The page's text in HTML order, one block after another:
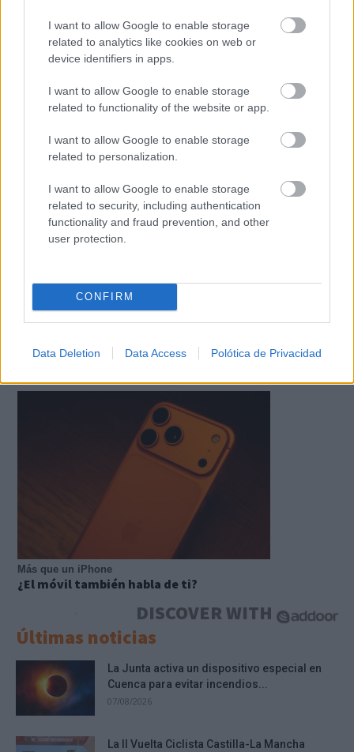
I want to allow Google to enable storage
related to analytics like cookies on web or
device identifiers in apps.
I want to allow Google to enable storage
related to functionality of the website or app.
I want to allow Google to enable storage
related to personalization.
I want to allow Google to enable storage
related to security, including authentication
functionality and fraud prevention, and other
user protection.
CONFIRM
Data Deletion Data Access Polótica de Privacidad
No es un coche cualquiera
Este coche te hará olvidar el sofá de tu casa
Todos lo haremos en 2026
Más que un iPhone
¿El móvil también habla de ti?
DISCOVER WITH
Últimas noticias
La Junta activa un dispositivo especial en
Cuenca para evitar incendios...
07/08/2026
La II Vuelta Ciclista Castilla-La Mancha